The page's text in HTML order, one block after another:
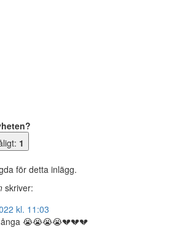
1
för detta inlägg.
skriver:
kl. 11:03
😭😭😭😭💔💔💔